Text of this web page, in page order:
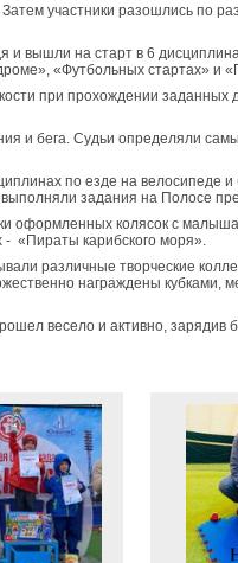
участники разошлись по
и вышли на старт в 6
«Футбольных стартах» и
при прохождении заданных
и бега. Судьи определяли
по езде на велосипеде и
задания на Полосе
оформленных колясок с
«Пираты карибского моря».
различные творческие
награждены кубками,
весело и активно, зарядив